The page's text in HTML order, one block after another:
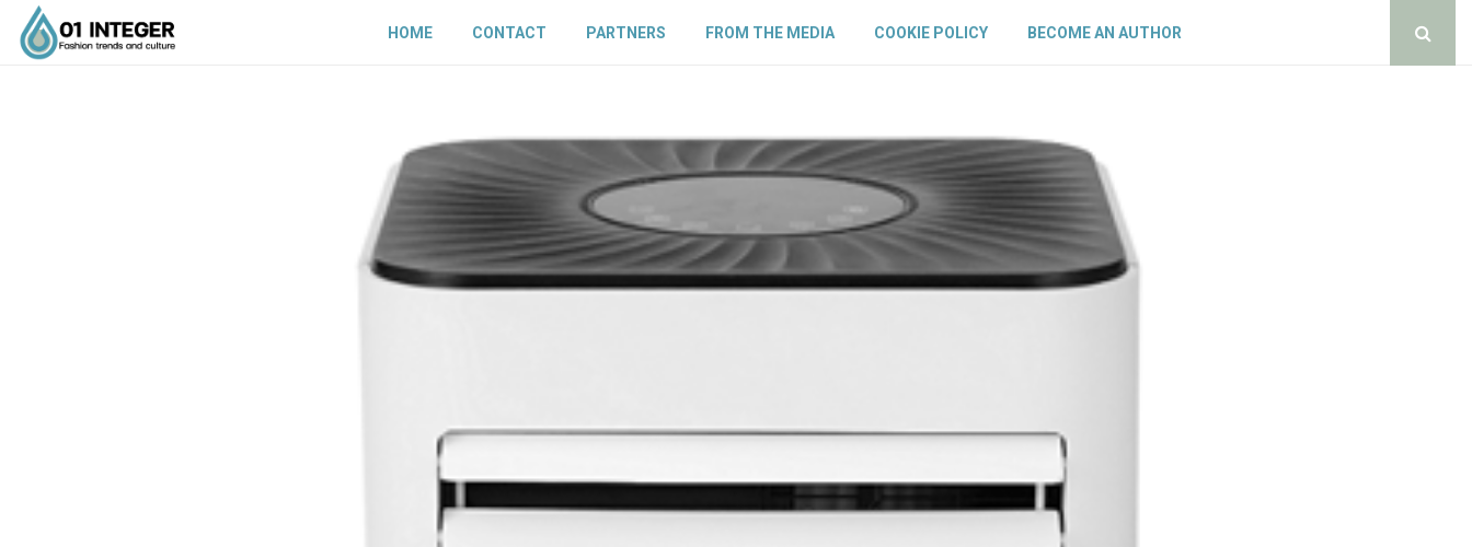
HOME CONTACT PARTNERS FROM THE MEDIA COOKIE POLICY BECOME AN AUTHOR